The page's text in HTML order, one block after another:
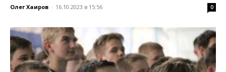
Олег Хаиров - 16.10.2023 в 15:56 0